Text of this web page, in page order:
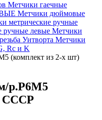
Метчики гаечные
Метчики дюймовые
метрические ручные
ручные левые Метчики
Уитворта Метчики
Rc и K
(комплект из 2-х шт)
р.Р6М5
СССР